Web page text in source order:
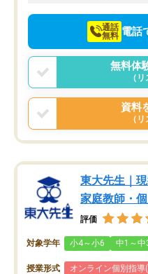
通話
無料 電話
無料体
（
資料
（
東大先生｜
家庭教師・
評価
対象学年 小4～小6 中1～中
授業形式 オンライン個別指導